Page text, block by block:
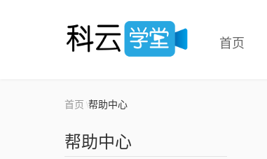
首页
首页 \帮助中心
帮助中心